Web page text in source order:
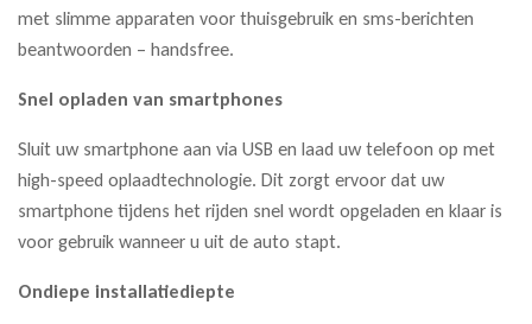
met slimme apparaten voor thuisgebruik en sms-berichten
beantwoorden – handsfree.
Snel opladen van smartphones
Sluit uw smartphone aan via USB en laad uw telefoon op met
high-speed oplaadtechnologie. Dit zorgt ervoor dat uw
smartphone tijdens het rijden snel wordt opgeladen en klaar is
voor gebruik wanneer u uit de auto stapt.
Ondiepe installatiediepte